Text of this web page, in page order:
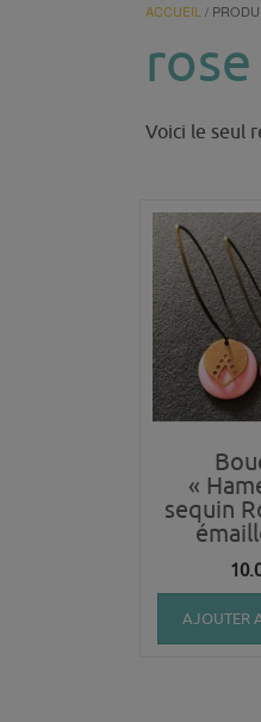
ACCUEIL /
Voici le seul
«
sequin
AJOUTER